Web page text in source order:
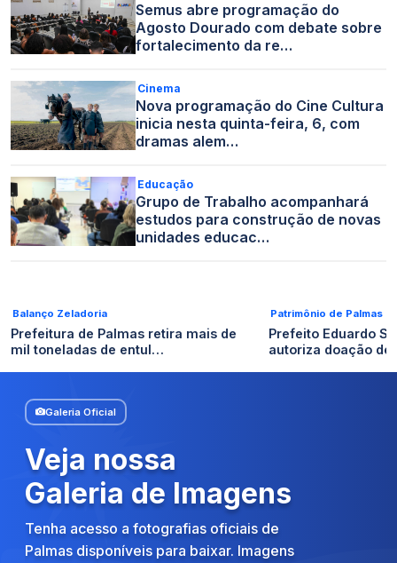
Semus abre programação do
Agosto Dourado com debate sobre
fortalecimento da re…
Cinema
Nova programação do Cine Cultura
inicia nesta quinta-feira, 6, com
dramas alem…
Educação
Grupo de Trabalho acompanhará
estudos para construção de novas
unidades educac…
Balanço Zeladoria
Prefeitura de Palmas retira mais de
mil toneladas de entul…
Patrimônio de Palmas
Prefeito Eduardo
autoriza doação
Galeria Oficial
Veja nossa
Galeria de Imagens
Tenha acesso a fotografias oficiais de
Palmas disponíveis para baixar. Imagens